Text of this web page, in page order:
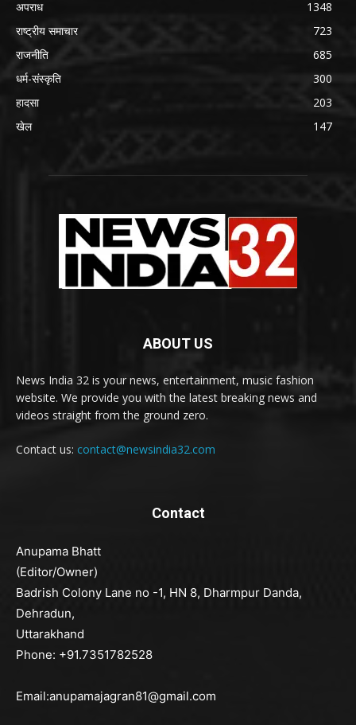
अपराध
1348
राष्ट्रीय समाचार
723
राजनीति
685
धर्म-संस्कृति
300
हादसा
203
खेल
147
ABOUT US
News India 32 is your news, entertainment, music fashion
website. We provide you with the latest breaking news and
videos straight from the ground zero.
Contact us: contact@newsindia32.com
Contact
Anupama Bhatt
(Editor/Owner)
Badrish Colony Lane no -1, HN 8, Dharmpur Danda,
Dehradun,
Uttarakhand
Phone: +91.7351782528
Email:anupamajagran81@gmail.com